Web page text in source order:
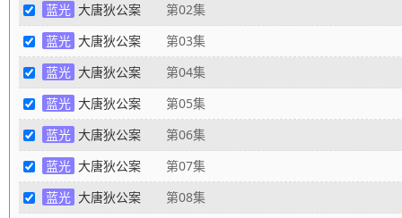
蓝光 大唐狄公案 第02集
蓝光 大唐狄公案 第03集
蓝光 大唐狄公案 第04集
蓝光 大唐狄公案 第05集
蓝光 大唐狄公案 第06集
蓝光 大唐狄公案 第07集
蓝光 大唐狄公案 第08集